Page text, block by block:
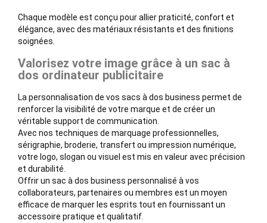
Chaque modèle est conçu pour allier praticité, confort et
élégance, avec des matériaux résistants et des finitions
soignées.
Valorisez votre image grâce à un sac à
dos ordinateur publicitaire
La personnalisation de vos sacs à dos business permet de
renforcer la visibilité de votre marque et de créer un
véritable support de communication.
Avec nos techniques de marquage professionnelles,
sérigraphie, broderie, transfert ou impression numérique,
votre logo, slogan ou visuel est mis en valeur avec précision
et durabilité.
Offrir un sac à dos business personnalisé à vos
collaborateurs, partenaires ou membres est un moyen
efficace de marquer les esprits tout en fournissant un
accessoire pratique et qualitatif.